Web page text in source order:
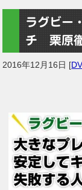
ラグビー
チ 栗原
2016年12月16日 [